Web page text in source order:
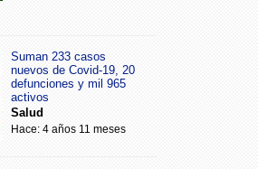
Suman 233 casos
nuevos de Covid-19, 20
defunciones y mil 965
activos
Salud
Hace: 4 años 11 meses